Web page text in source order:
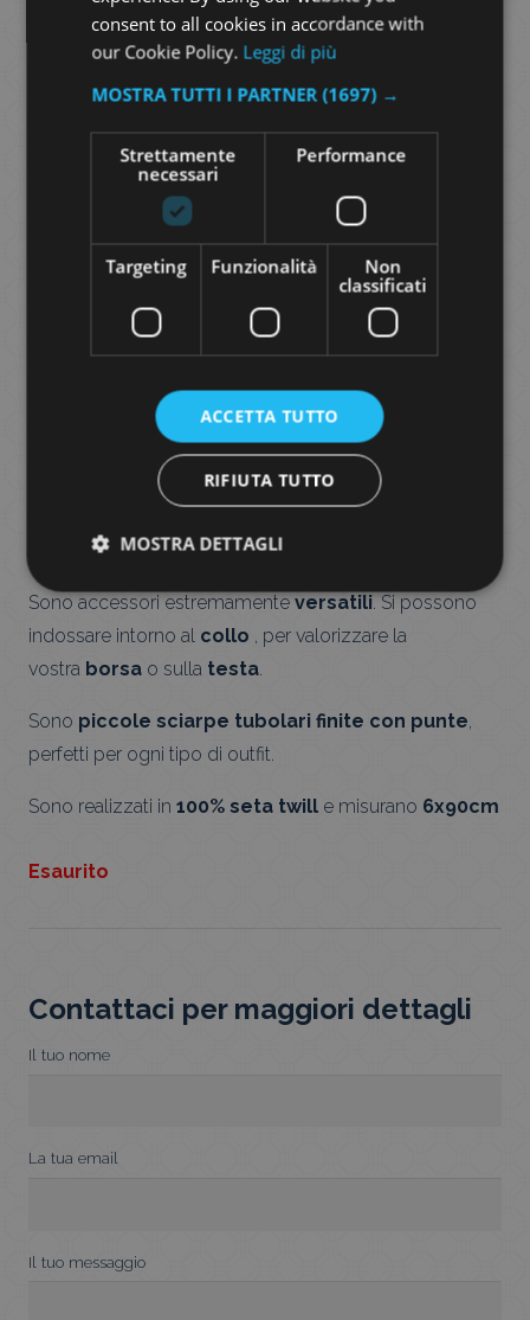
TWILLY
ASTRATTO
35,00€
Scopri i nostri Twilly
in 100% seta
tendenza.
Sono accessori estremamente versatili. Si possono
indossare intorno al collo , per valorizzare la
vostra borsa o sulla testa.
Sono piccole sciarpe tubolari finite con punte,
perfetti per ogni tipo di outfit.
Sono realizzati in 100% seta twill e misurano 6x90cm
Esaurito
Contattaci per maggiori dettagli
Il tuo nome
La tua email
Il tuo messaggio
consent to all cookies in accordance with
our Cookie Policy. Leggi di più
MOSTRA TUTTI I PARTNER (1697) →
Strettamente
necessari
Performance
Targeting Funzionalità
Non
classificati
ACCETTA TUTTO
RIFIUTA TUTTO
MOSTRA DETTAGLI